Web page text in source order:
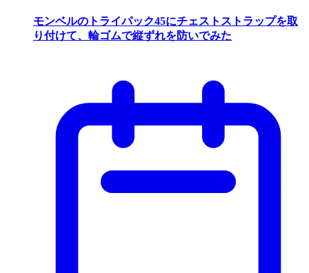
モンベルのトライパック45にチェストストラップを取
り付けて、輪ゴムで縦ずれを防いでみた